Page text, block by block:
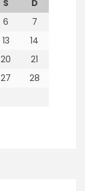
S
D
6
7
13
14
20
21
27
28